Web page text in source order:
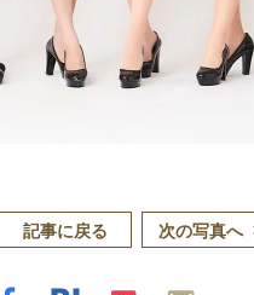
記事に戻る 次の写真へ